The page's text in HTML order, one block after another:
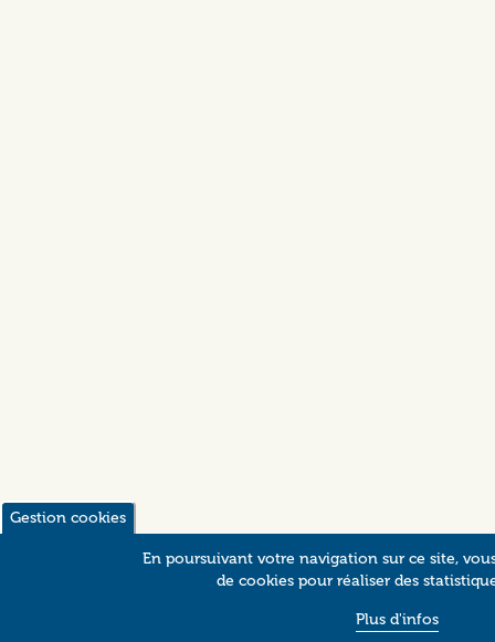
Gestion cookies
En poursuivant votre navigation sur ce site,
de cookies pour réaliser des
Plus d'infos